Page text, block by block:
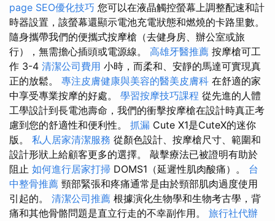
page SEO優化技巧 您可以在液晶觸控螢幕上調整配速和計
時器設置，該螢幕還顯示電池充電狀態和燃燒的卡路里數。
隨身攜帶我們的便攜式按摩槍（去健身房、辦公室或旅
行），無需擔心插頭或電源線。 高雄牙醫推薦 按摩槍可工
作 3-4 清潔公司費用 小時，而柔和、安靜的馬達可實現真
正的放鬆。 專注皮膚健康與美容的醫美皮膚科 在舒適的家
中享受專業按摩的好處。 學習按摩技巧課程 從先進的人體
工學設計到長電池壽命，我們的衝擊按摩槍在設計時真正考
慮到您的舒適性和便利性。 抓漏 Cute X1是CuteX的迷你
版。 私人居家清潔服務 從顏色設計、按摩槍尺寸、範圍和
設計形狀上給顧客更多的選擇。 敲擊療法已被證明有助於
阻止 如何進行居家打掃 DOMS1（延遲性肌肉酸痛）。 台
中整骨推薦 頸部緊張和疼痛通常是由於頸部肌肉過度使用
引起的。 清潔公司推薦 根據演化生物學和生物考古學，背
痛和其他骨骼問題是直立行走的不幸副作用。 旅行社代辦